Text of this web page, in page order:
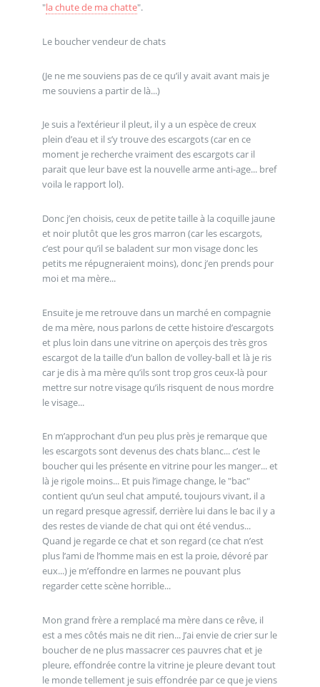
"la chute de ma chatte".
Le boucher vendeur de chats
(Je ne me souviens pas de ce qu’il y avait avant mais je
me souviens a partir de là...)
Je suis a l’extérieur il pleut, il y a un espèce de creux
plein d’eau et il s’y trouve des escargots (car en ce
moment je recherche vraiment des escargots car il
parait que leur bave est la nouvelle arme anti-age... bref
voila le rapport lol).
Donc j’en choisis, ceux de petite taille à la coquille jaune
et noir plutôt que les gros marron (car les escargots,
c’est pour qu’il se baladent sur mon visage donc les
petits me répugneraient moins), donc j’en prends pour
moi et ma mère...
Ensuite je me retrouve dans un marché en compagnie
de ma mère, nous parlons de cette histoire d’escargots
et plus loin dans une vitrine on aperçois des très gros
escargot de la taille d’un ballon de volley-ball et là je ris
car je dis à ma mère qu’ils sont trop gros ceux-là pour
mettre sur notre visage qu’ils risquent de nous mordre
le visage...
En m’approchant d’un peu plus près je remarque que
les escargots sont devenus des chats blanc... c’est le
boucher qui les présente en vitrine pour les manger... et
là je rigole moins... Et puis l’image change, le "bac"
contient qu’un seul chat amputé, toujours vivant, il a
un regard presque agressif, derrière lui dans le bac il y a
des restes de viande de chat qui ont été vendus...
Quand je regarde ce chat et son regard (ce chat n’est
plus l’ami de l’homme mais en est la proie, dévoré par
eux...) je m’effondre en larmes ne pouvant plus
regarder cette scène horrible...
Mon grand frère a remplacé ma mère dans ce rêve, il
est a mes côtés mais ne dit rien... J’ai envie de crier sur le
boucher de ne plus massacrer ces pauvres chat et je
pleure, effondrée contre la vitrine je pleure devant tout
le monde tellement je suis effondrée par ce que je viens